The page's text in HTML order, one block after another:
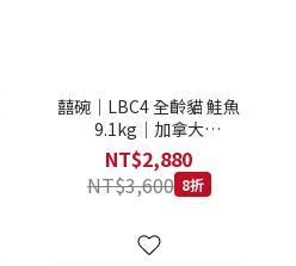
囍碗｜LBC4 全齡貓 鮭魚
9.1kg｜加拿大
Loveabowl 天然無穀糧
9.1公斤 成貓 無穀貓飼料
NT$2,880
NT$3,600 8折